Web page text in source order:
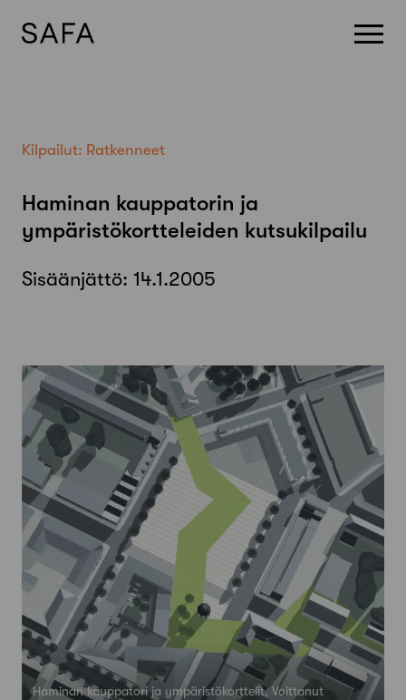
Kilpailut: Ratkenneet
Haminan kauppatorin ja
ympäristökortteleiden kutsukilpailu
Sisäänjättö: 14.1.2005
Haminan kauppatori ja ympäristökorttelit, Voittanut